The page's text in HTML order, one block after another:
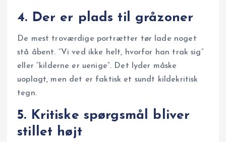
4. Der er plads til gråzoner
De mest troværdige portrætter tør lade noget
stå åbent. “Vi ved ikke helt, hvorfor han trak sig”
eller “kilderne er uenige”. Det lyder måske
uoplagt, men det er faktisk et sundt kildekritisk
tegn.
5. Kritiske spørgsmål bliver
stillet højt